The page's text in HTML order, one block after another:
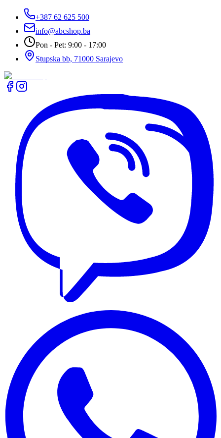
+387 62 625 500
info@abcshop.ba
Pon - Pet: 9:00 - 17:00
Stupska bb, 71000 Sarajevo